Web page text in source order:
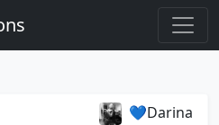
💙Darina